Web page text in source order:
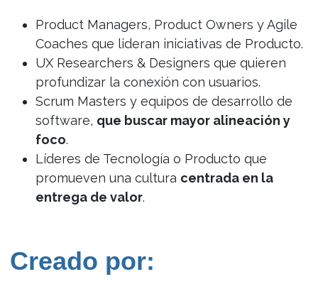
Product Managers, Product Owners y Agile
Coaches que lideran iniciativas de Producto.
UX Researchers & Designers que quieren
profundizar la conexión con usuarios.
Scrum Masters y equipos de desarrollo de
software, que buscar mayor alineación y
foco.
Líderes de Tecnología o Producto que
promueven una cultura centrada en la
entrega de valor.
Creado por: